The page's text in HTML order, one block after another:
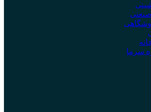
سرما